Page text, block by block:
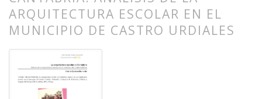
ARQUITECTURA ESCOLAR EN EL
MUNICIPIO DE CASTRO URDIALES